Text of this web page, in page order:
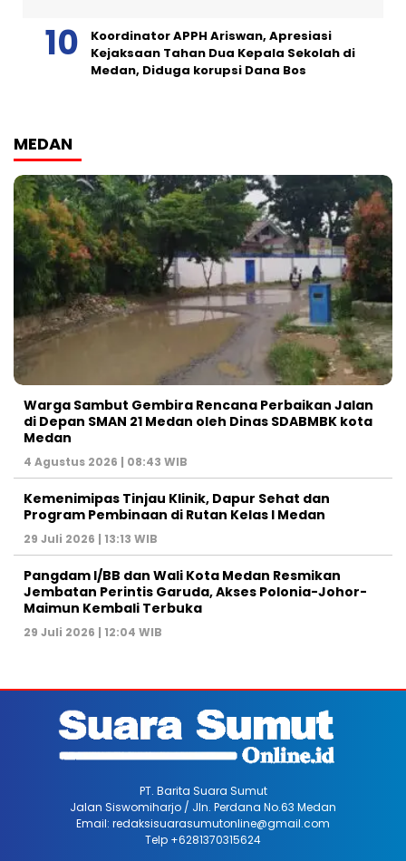
Koordinator APPH Ariswan, Apresiasi
Kejaksaan Tahan Dua Kepala Sekolah di
Medan, Diduga korupsi Dana Bos
MEDAN
Warga Sambut Gembira Rencana Perbaikan Jalan
di Depan SMAN 21 Medan oleh Dinas SDABMBK kota
Medan
4 Agustus 2026 | 08:43 WIB
Kemenimipas Tinjau Klinik, Dapur Sehat dan
Program Pembinaan di Rutan Kelas I Medan
29 Juli 2026 | 13:13 WIB
Pangdam I/BB dan Wali Kota Medan Resmikan
Jembatan Perintis Garuda, Akses Polonia-Johor-
Maimun Kembali Terbuka
29 Juli 2026 | 12:04 WIB
PT. Barita Suara Sumut
Jalan Siswomiharjo / Jln. Perdana No.63 Medan
Email: redaksisuarasumutonline@gmail.com
Telp +6281370315624